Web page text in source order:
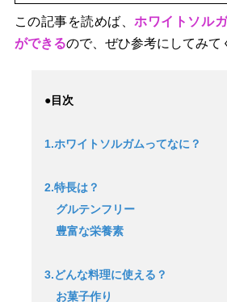
この記事を読めば、ホワイトソル
ができるので、ぜひ参考にしてみて
●目次
1.ホワイトソルガムってなに？
2.特長は？
グルテンフリー
豊富な栄養素
3.どんな料理に使える？
お菓子作り